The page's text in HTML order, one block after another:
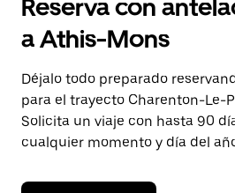
calendario
seleccionar
fecha.
Pulsa
el
botón
de
escape
cerrar
Reserva con
a Athis-Mons
Déjalo todo preparado
para el trayecto Charenton-Le-
Solicita un viaje con hasta 90
cualquier momento y día del